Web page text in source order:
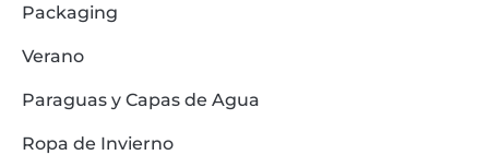
Packaging
Verano
Paraguas y Capas de Agua
Ropa de Invierno